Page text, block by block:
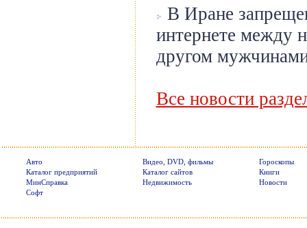
В Иране
интернете между
другом
Все новости
Авто Видео, DVD, фильмы
Гороскопы
Каталог предприятий
Каталог сайтов
Книги
МинСправка
Недвижимость
Новости
Софт